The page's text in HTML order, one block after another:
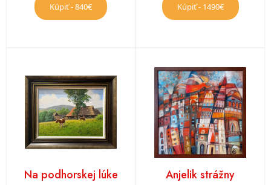
Kúpiť - 840€ Kúpiť - 1490€
Na podhorskej lúke Anjelik strážny